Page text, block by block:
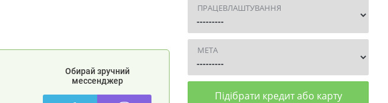
Обирай зручний
мессенджер
ПРАЦЕВЛАШТУВАННЯ
МЕТА
Підібрати кредит або карту